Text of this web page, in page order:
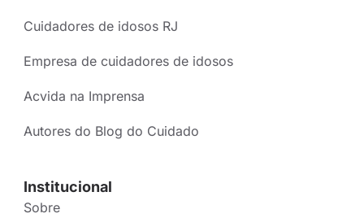
Cuidadores de idosos RJ
Empresa de cuidadores de idosos
Acvida na Imprensa
Autores do Blog do Cuidado
Institucional
Sobre